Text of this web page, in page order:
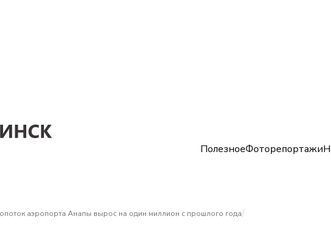
ПолезноеФоторепортажи
аэропорта Анапы вырос на один миллион с прошлого года/